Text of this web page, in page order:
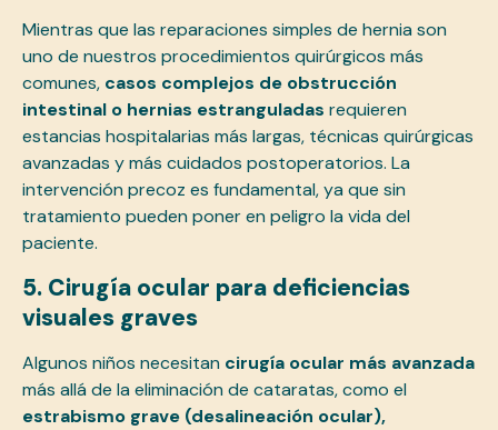
Mientras que las reparaciones simples de hernia son
uno de nuestros procedimientos quirúrgicos más
comunes, casos complejos de obstrucción
intestinal o hernias estranguladas requieren
estancias hospitalarias más largas, técnicas quirúrgicas
avanzadas y más cuidados postoperatorios. La
intervención precoz es fundamental, ya que sin
tratamiento pueden poner en peligro la vida del
paciente.
5. Cirugía ocular para deficiencias
visuales graves
Algunos niños necesitan cirugía ocular más avanzada
más allá de la eliminación de cataratas, como el
estrabismo grave (desalineación ocular),